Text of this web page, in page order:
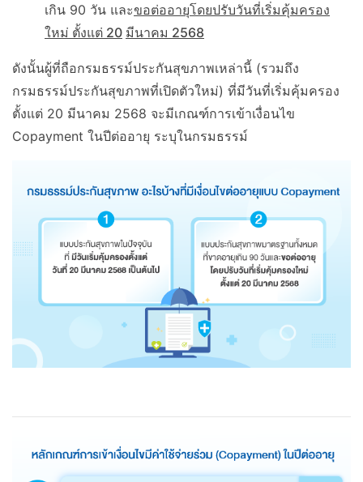
เกิน 90 วัน และขอต่ออายุโดยปรับวันที่เริ่มคุ้มครอง
ใหม่ ตั้งแต่ 20 มีนาคม 2568
ดังนั้นผู้ที่ถือกรมธรรม์ประกันสุขภาพเหล่านี้ (รวมถึง
กรมธรรม์ประกันสุขภาพที่เปิดตัวใหม่) ที่มีวันที่เริ่มคุ้มครอง
ตั้งแต่ 20 มีนาคม 2568 จะมีเกณฑ์การเข้าเงื่อนไข
Copayment ในปีต่ออายุ ระบุในกรมธรรม์